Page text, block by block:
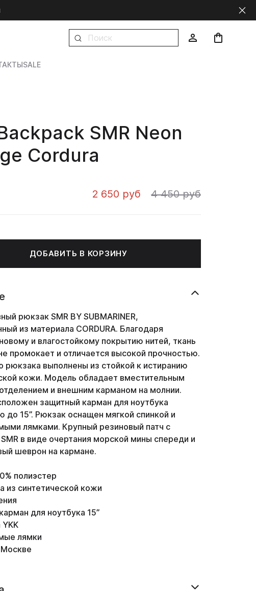
SALE
SMR Neon
Cordura
4 450 руб
2 650 руб
ДОБАВИТЬ В КОРЗИНУ
рюкзак SMR BY SUBMARINER,
из материала CORDURA. Благодаря
и влагостойкому покрытию нитей, ткань
промокает и отличается высокой прочностью.
рюкзака выполнены из стойкой к истиранию
кожи. Модель обладает вместительным
и внешним карманом на молнии.
защитный карман для ноутбука
до 15”. Рюкзак оснащен мягкой спинкой и
лямками. Крупный резиновый патч с
в виде очертания морской мины спереди и
шеврон на кармане.
полиэстер
из синтетической кожи
для ноутбука 15”
лямки